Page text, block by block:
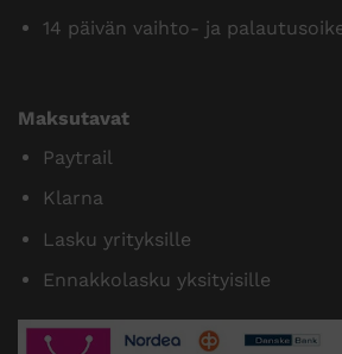
14 päivän vaihto- ja
Maksutavat
Paytrail
Klarna
Lasku yrityksille
Ennakkolasku yksityisille